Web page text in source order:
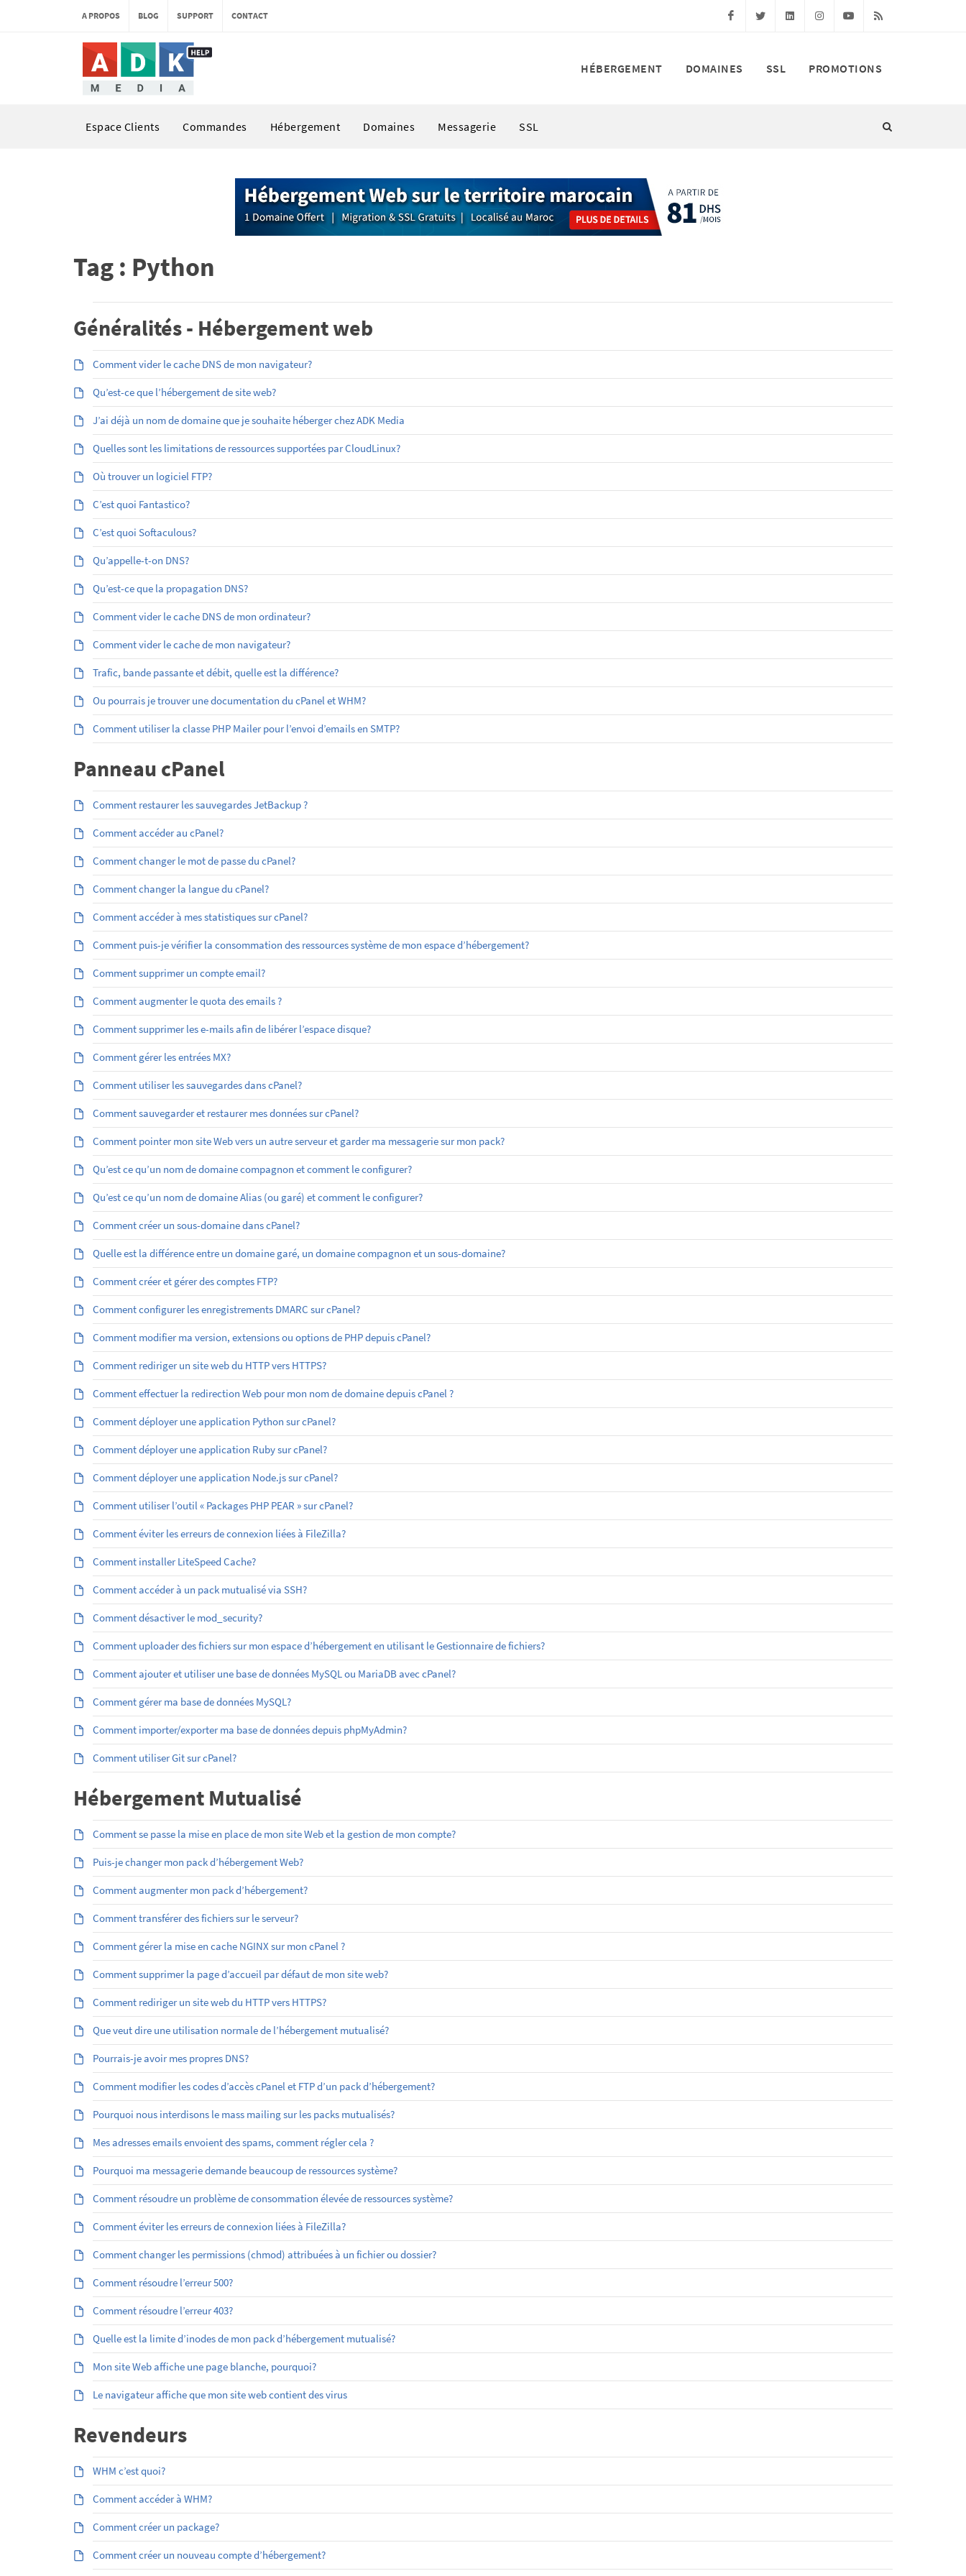
A PROPOS BLOG SUPPORT CONTACT
HÉBERGEMENT DOMAINES SSL PROMOTIONS
Espace Clients Commandes Hébergement Domaines Messagerie SSL
Tag : Python
Généralités - Hébergement web
Comment vider le cache DNS de mon navigateur?
Qu’est-ce que l’hébergement de site web?
J’ai déjà un nom de domaine que je souhaite héberger chez ADK Media
Quelles sont les limitations de ressources supportées par CloudLinux?
Où trouver un logiciel FTP?
C’est quoi Fantastico?
C’est quoi Softaculous?
Qu’appelle-t-on DNS?
Qu’est-ce que la propagation DNS?
Comment vider le cache DNS de mon ordinateur?
Comment vider le cache de mon navigateur?
Trafic, bande passante et débit, quelle est la différence?
Ou pourrais je trouver une documentation du cPanel et WHM?
Comment utiliser la classe PHP Mailer pour l’envoi d’emails en SMTP?
Panneau cPanel
Comment restaurer les sauvegardes JetBackup ?
Comment accéder au cPanel?
Comment changer le mot de passe du cPanel?
Comment changer la langue du cPanel?
Comment accéder à mes statistiques sur cPanel?
Comment puis-je vérifier la consommation des ressources système de mon espace d’hébergement?
Comment supprimer un compte email?
Comment augmenter le quota des emails ?
Comment supprimer les e-mails afin de libérer l’espace disque?
Comment gérer les entrées MX?
Comment utiliser les sauvegardes dans cPanel?
Comment sauvegarder et restaurer mes données sur cPanel?
Comment pointer mon site Web vers un autre serveur et garder ma messagerie sur mon pack?
Qu’est ce qu’un nom de domaine compagnon et comment le configurer?
Qu’est ­ce qu’un nom de domaine Alias (ou garé) et comment le configurer?
Comment créer un sous-domaine dans cPanel?
Quelle est la différence entre un domaine garé, un domaine compagnon et un sous-domaine?
Comment créer et gérer des comptes FTP?
Comment configurer les enregistrements DMARC sur cPanel?
Comment modifier ma version, extensions ou options de PHP depuis cPanel?
Comment rediriger un site web du HTTP vers HTTPS?
Comment effectuer la redirection Web pour mon nom de domaine depuis cPanel ?
Comment déployer une application Python sur cPanel?
Comment déployer une application Ruby sur cPanel?
Comment déployer une application Node.js sur cPanel?
Comment utiliser l’outil « Packages PHP PEAR » sur cPanel?
Comment éviter les erreurs de connexion liées à FileZilla?
Comment installer LiteSpeed Cache?
Comment accéder à un pack mutualisé via SSH?
Comment désactiver le mod_security?
Comment uploader des fichiers sur mon espace d’hébergement en utilisant le Gestionnaire de fichiers?
Comment ajouter et utiliser une base de données MySQL ou MariaDB avec cPanel?
Comment gérer ma base de données MySQL?
Comment importer/exporter ma base de données depuis phpMyAdmin?
Comment utiliser Git sur cPanel?
Hébergement Mutualisé
Comment se passe la mise en place de mon site Web et la gestion de mon compte?
Puis-je changer mon pack d’hébergement Web?
Comment augmenter mon pack d’hébergement?
Comment transférer des fichiers sur le serveur?
Comment gérer la mise en cache NGINX sur mon cPanel ?
Comment supprimer la page d’accueil par défaut de mon site web?
Comment rediriger un site web du HTTP vers HTTPS?
Que veut dire une utilisation normale de l’hébergement mutualisé?
Pourrais-je avoir mes propres DNS?
Comment modifier les codes d’accès cPanel et FTP d’un pack d’hébergement?
Pourquoi nous interdisons le mass mailing sur les packs mutualisés?
Mes adresses emails envoient des spams, comment régler cela ?
Pourquoi ma messagerie demande beaucoup de ressources système?
Comment résoudre un problème de consommation élevée de ressources système?
Comment éviter les erreurs de connexion liées à FileZilla?
Comment changer les permissions (chmod) attribuées à un fichier ou dossier?
Comment résoudre l’erreur 500?
Comment résoudre l’erreur 403?
Quelle est la limite d’inodes de mon pack d’hébergement mutualisé?
Mon site Web affiche une page blanche, pourquoi?
Le navigateur affiche que mon site web contient des virus
Revendeurs
WHM c’est quoi?
Comment accéder à WHM?
Comment créer un package?
Comment créer un nouveau compte d’hébergement?